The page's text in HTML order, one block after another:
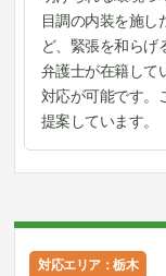
目調の内装を施し
ど、緊張を和らげ
弁護士が在籍して
対応が可能です。
提案しています。
対応エリア：栃木